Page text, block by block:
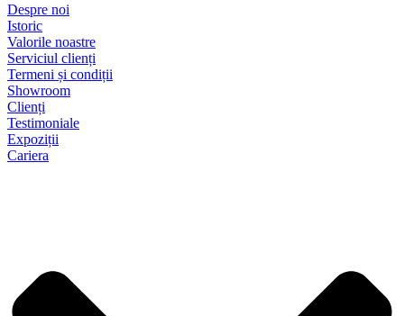
Despre noi
Istoric
Valorile noastre
Serviciul clienți
Termeni și condiții
Showroom
Clienți
Testimoniale
Expoziții
Cariera